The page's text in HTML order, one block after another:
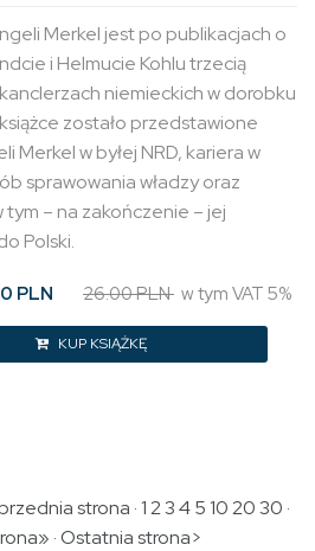
Merkel jest po publikacjach o
i Helmucie Kohlu trzecią
niemieckich w dorobku
zostało przedstawione
Merkel w byłej NRD, kariera w
sprawowania władzy oraz
tym – na zakończenie – jej
Polski.
PLN 26.00 PLN w tym VAT 5%
KUP KSIĄŻKĘ
strona · 12345102030 ·
·Ostatnia strona>